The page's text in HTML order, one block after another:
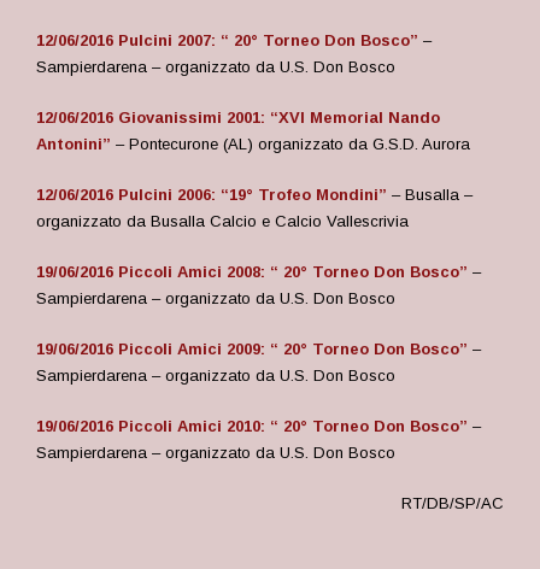
12/06/2016 Pulcini 2007: “ 20° Torneo Don Bosco” –
Sampierdarena – organizzato da U.S. Don Bosco
12/06/2016 Giovanissimi 2001: “XVI Memorial Nando
Antonini” – Pontecurone (AL) organizzato da G.S.D. Aurora
12/06/2016 Pulcini 2006: “19° Trofeo Mondini” – Busalla –
organizzato da Busalla Calcio e Calcio Vallescrivia
19/06/2016 Piccoli Amici 2008: “ 20° Torneo Don Bosco” –
Sampierdarena – organizzato da U.S. Don Bosco
19/06/2016 Piccoli Amici 2009: “ 20° Torneo Don Bosco” –
Sampierdarena – organizzato da U.S. Don Bosco
19/06/2016 Piccoli Amici 2010: “ 20° Torneo Don Bosco” –
Sampierdarena – organizzato da U.S. Don Bosco
RT/DB/SP/AC